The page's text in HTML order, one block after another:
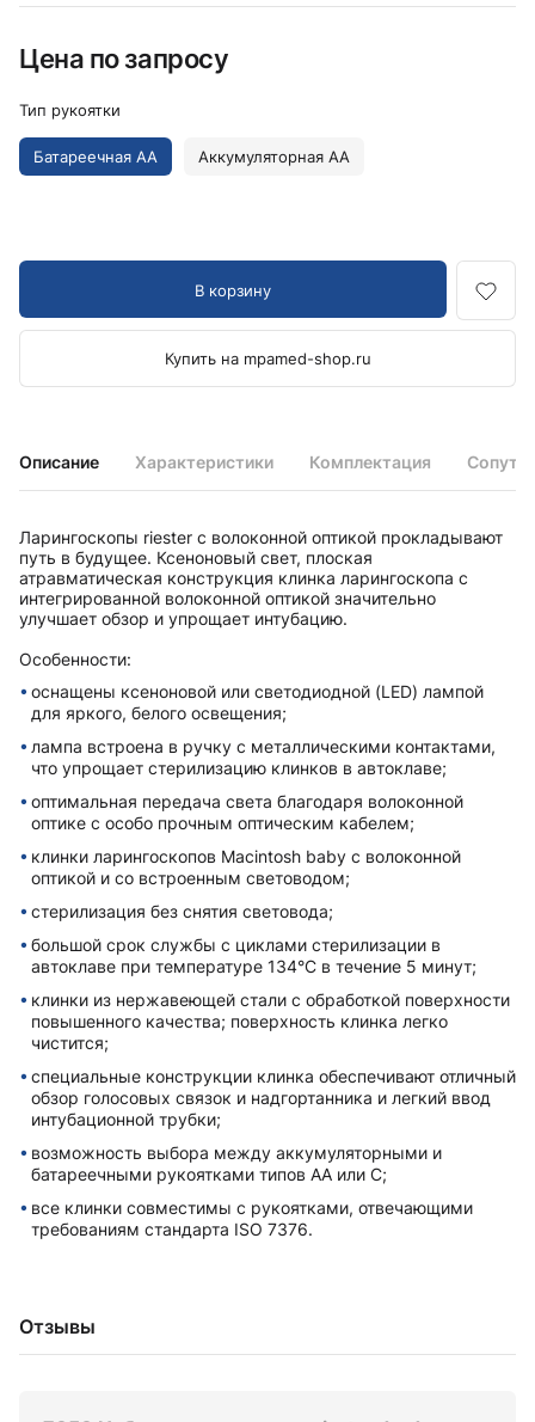
Описание Характеристики Комплектация
Ларингоскопы riester с волоконной оптикой прокладывают
путь в будущее. Ксеноновый свет, плоская
атравматическая конструкция клинка ларингоскопа с
интегрированной волоконной оптикой значительно
улучшает обзор и упрощает интубацию.
Особенности:
оснащены ксеноновой или светодиодной (LED) лампой
для яркого, белого освещения;
лампа встроена в ручку с металлическими контактами,
что упрощает стерилизацию клинков в автоклаве;
оптимальная передача света благодаря волоконной
оптике с особо прочным оптическим кабелем;
клинки ларингоскопов Macintosh baby с волоконной
оптикой и со встроенным световодом;
стерилизация без снятия световода;
большой срок службы с циклами стерилизации в
автоклаве при температуре 134°C в течение 5 минут;
клинки из нержавеющей стали с обработкой поверхности
повышенного качества; поверхность клинка легко
чистится;
специальные конструкции клинка обеспечивают отличный
обзор голосовых связок и надгортанника и легкий ввод
интубационной трубки;
возможность выбора между аккумуляторными и
батареечными рукоятками типов AA или C;
все клинки совместимы с рукоятками, отвечающими
требованиям стандарта ISO 7376.
Отзывы
Цена по запросу
Тип рукоятки
Батареечная AA Аккумуляторная AA
В корзину
Купить на mpamed-shop.ru